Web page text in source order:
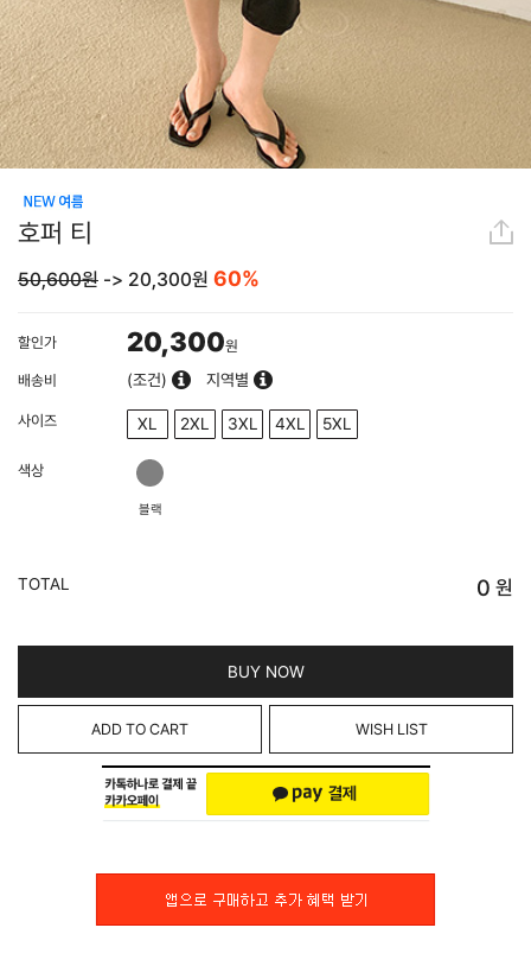
호퍼 티
50,600원 -> 20,300원 60%
할인가 20,300원
배송비
(조건) 지역별
사이즈 XL 2XL 3XL 4XL 5XL
색상
블랙
TOTAL 0 원
BUY NOW
ADD TO CART WISH LIST